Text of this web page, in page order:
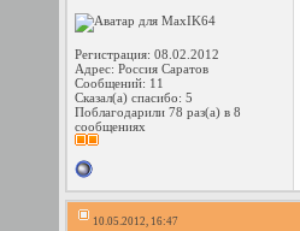
Регистрация: 08.02.2012
Адрес: Россия Саратов
Сообщений: 11
Сказал(а) спасибо: 5
Поблагодарили 78 раз(а) в 8
сообщениях
10.05.2012, 16:47